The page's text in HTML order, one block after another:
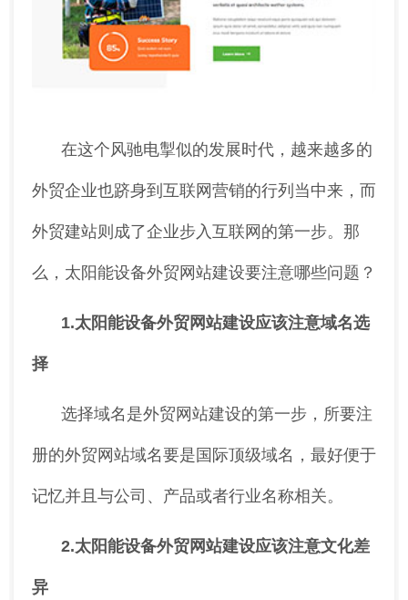
在这个风驰电掣似的发展时代，越来越多的
外贸企业也跻身到互联网营销的行列当中来，而
外贸建站则成了企业步入互联网的第一步。那
么，太阳能设备外贸网站建设要注意哪些问题？
1.太阳能设备外贸网站建设应该注意域名选
择
选择域名是外贸网站建设的第一步，所要注
册的外贸网站域名要是国际顶级域名，最好便于
记忆并且与公司、产品或者行业名称相关。
2.太阳能设备外贸网站建设应该注意文化差
异